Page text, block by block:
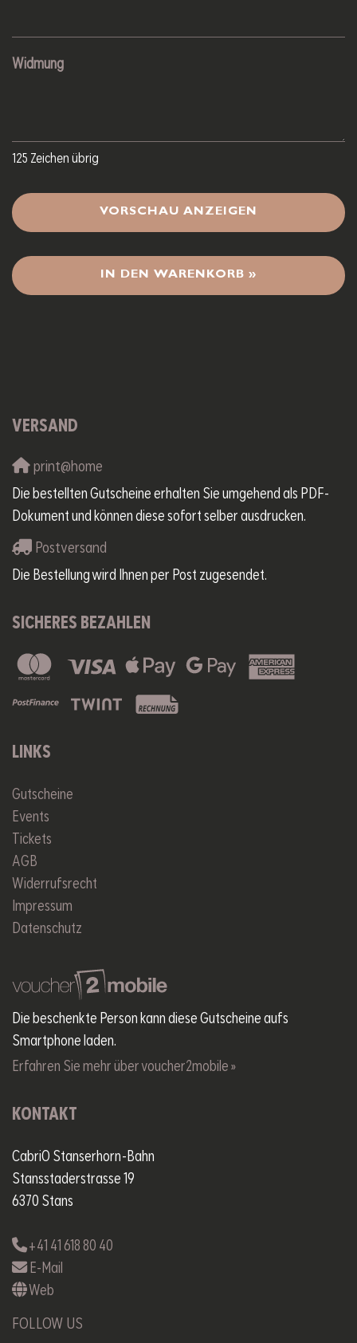
Widmung
125 Zeichen übrig
VORSCHAU ANZEIGEN
IN DEN WARENKORB »
VERSAND
print@home
Die bestellten Gutscheine erhalten Sie umgehend als PDF-
Dokument und können diese sofort selber ausdrucken.
Postversand
Die Bestellung wird Ihnen per Post zugesendet.
SICHERES BEZAHLEN
LINKS
Gutscheine
Events
Tickets
AGB
Widerrufsrecht
Impressum
Datenschutz
Die beschenkte Person kann diese Gutscheine aufs
Smartphone laden.
Erfahren Sie mehr über voucher2mobile »
KONTAKT
CabriO Stanserhorn-Bahn
Stansstaderstrasse 19
6370 Stans
+41 41 618 80 40
E-Mail
Web
FOLLOW US